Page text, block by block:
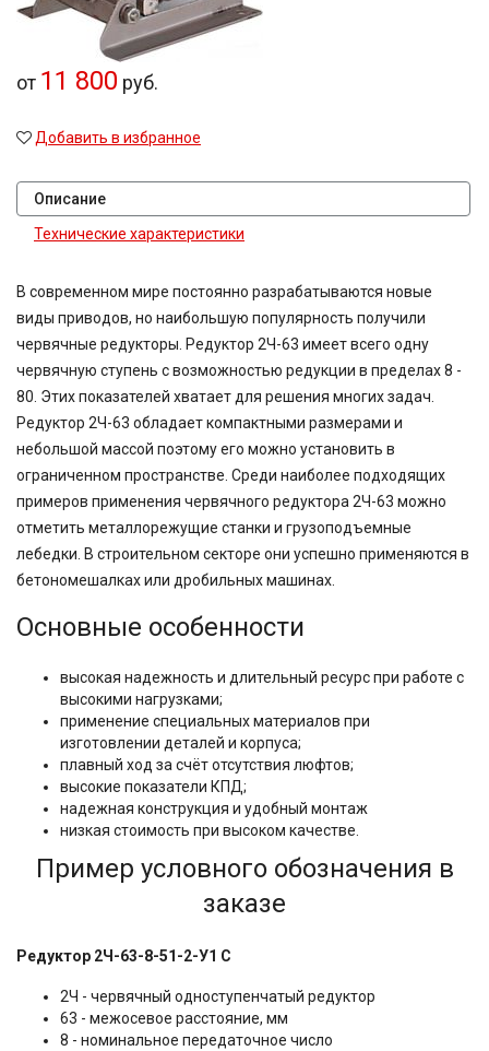
от 11 800 руб.
Добавить в избранное
Описание
Технические характеристики
В современном мире постоянно разрабатываются новые
виды приводов, но наибольшую популярность получили
червячные редукторы. Редуктор 2Ч-63 имеет всего одну
червячную ступень с возможностью редукции в пределах 8 -
80. Этих показателей хватает для решения многих задач.
Редуктор 2Ч-63 обладает компактными размерами и
небольшой массой поэтому его можно установить в
ограниченном пространстве. Среди наиболее подходящих
примеров применения червячного редуктора 2Ч-63 можно
отметить металлорежущие станки и грузоподъемные
лебедки. В строительном секторе они успешно применяются в
бетономешалках или дробильных машинах.
Основные особенности
высокая надежность и длительный ресурс при работе с
высокими нагрузками;
применение специальных материалов при
изготовлении деталей и корпуса;
плавный ход за счёт отсутствия люфтов;
высокие показатели КПД;
надежная конструкция и удобный монтаж
низкая стоимость при высоком качестве.
Пример условного обозначения в
заказе
Редуктор 2Ч-63-8-51-2-У1 С
2Ч - червячный одноступенчатый редуктор
63 - межосевое расстояние, мм
8 - номинальное передаточное число